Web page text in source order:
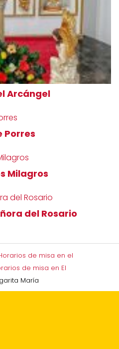
Arcángel
Porres
Milagros
del Rosario
de misa en el
de misa en El
María